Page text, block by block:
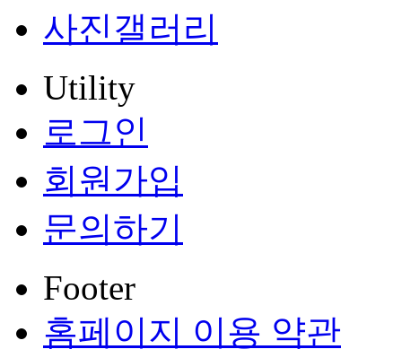
사진갤러리
Utility
로그인
회원가입
문의하기
Footer
홈페이지 이용 약관